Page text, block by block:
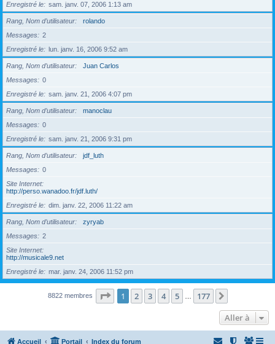
Enregistré le
sam. janv. 07, 2006 1:13 am
Rang, Nom d’utilisateur
rolando
Messages
2
Enregistré le
lun. janv. 16, 2006 9:52 am
Rang, Nom d’utilisateur
Juan Carlos
Messages
0
Enregistré le
sam. janv. 21, 2006 4:07 pm
Rang, Nom d’utilisateur
manoclau
Messages
0
Enregistré le
sam. janv. 21, 2006 9:31 pm
Rang, Nom d’utilisateur
jdf_luth
Messages
0
Site Internet
http://perso.wanadoo.fr/jdf.luth/
Enregistré le
dim. janv. 22, 2006 11:22 am
Rang, Nom d’utilisateur
zyryab
Messages
2
Site Internet
http://musicale9.net
Enregistré le
mar. janv. 24, 2006 11:52 pm
8822 membres Page 1sur177
1 2 3 4 5 177
Aller à
Accueil Portail Index du forum